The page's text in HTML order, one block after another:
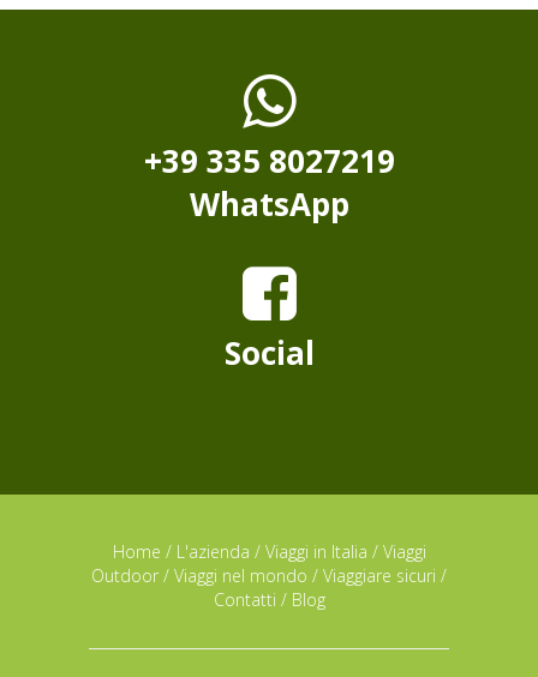
+39 335 8027219
WhatsApp
Social
Home / L'azienda / Viaggi in Italia / Viaggi
Outdoor / Viaggi nel mondo / Viaggiare sicuri /
Contatti / Blog